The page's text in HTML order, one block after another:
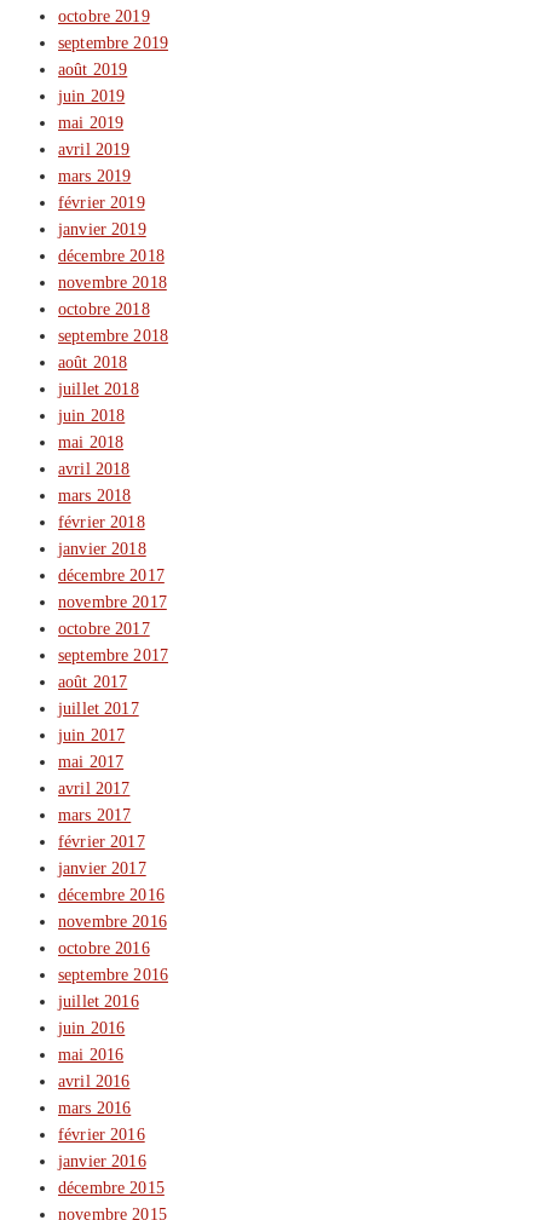
octobre 2019
septembre 2019
août 2019
juin 2019
mai 2019
avril 2019
mars 2019
février 2019
janvier 2019
décembre 2018
novembre 2018
octobre 2018
septembre 2018
août 2018
juillet 2018
juin 2018
mai 2018
avril 2018
mars 2018
février 2018
janvier 2018
décembre 2017
novembre 2017
octobre 2017
septembre 2017
août 2017
juillet 2017
juin 2017
mai 2017
avril 2017
mars 2017
février 2017
janvier 2017
décembre 2016
novembre 2016
octobre 2016
septembre 2016
juillet 2016
juin 2016
mai 2016
avril 2016
mars 2016
février 2016
janvier 2016
décembre 2015
novembre 2015